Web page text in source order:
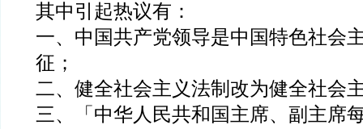
其中引起热议有：
一、中国共产党领导是中国特色社会
征；
二、健全社会主义法制改为健全社会
三、「中华人民共和国主席、副主席